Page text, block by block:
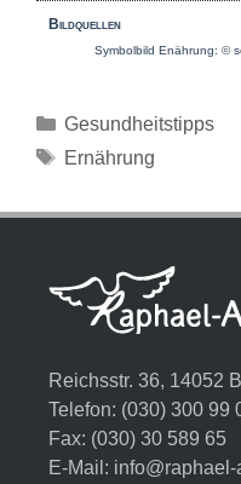
Bildquellen
Symbolbild Enährung: ©
Kategorien
Gesundheitstipps
Schlagwörter
Ernährung
Reichsstr. 36, 14052
Telefon: (030) 300 99
Fax: (030) 30 589 65
E-Mail: info@raphael-